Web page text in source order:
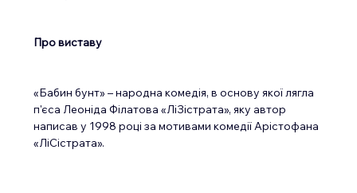
Про виставу
«Бабин бунт» – народна комедія, в основу якої лягла
п'єса Леоніда Філатова «ЛіЗістрата», яку автор
написав у 1998 році за мотивами комедії Арістофана
«ЛіСістрата».